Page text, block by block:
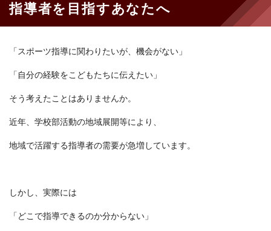
指導者を目指すあなたへ
「スポーツ指導に関わりたいが、機会がない」
「自分の経験をこどもたちに伝えたい」
そう考えたことはありませんか。
近年、学校部活動の地域展開等により、
地域で活躍する指導者の需要が急増しています。
しかし、実際には
「どこで指導できるのか分からない」